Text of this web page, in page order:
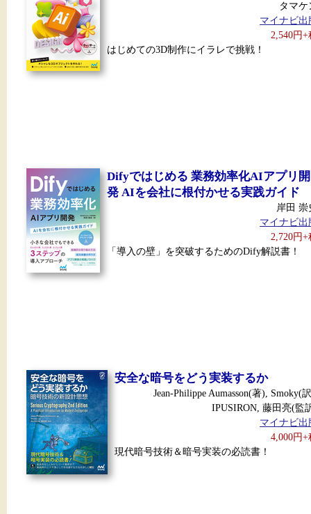
タマケ
マイナビ出
2,540円+
はじめての3D制作にイラレで挑戦！
Difyではじめる 業務効率化AIアプリ開
発 AIを会社に根付かせる実践ガイド
岸田 崇
マイナビ出
2,720円+
「導入の壁」を突破するためのDify解説書！
安全な暗号をどう実装するか
Jean-Philippe Aumasson(著), Smoky(
IPUSIRON, 藤田亮(監
マイナビ出
4,000円+
現代暗号技術＆暗号実装の必読書！